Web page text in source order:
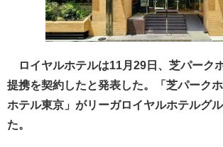
ロイヤルホテルは11月29日、芝パーク
提携を契約したと発表した。「芝パーク
ホテル東京」がリーガロイヤルホテルグ
た。